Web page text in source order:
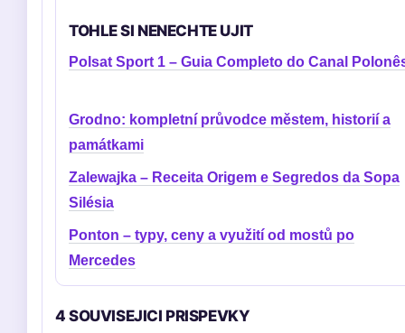
TOHLE SI NENECHTE UJIT
Polsat Sport 1 – Guia Completo do Canal
Grodno: kompletní průvodce městem, historií a
památkami
Zalewajka – Receita Origem e Segredos da Sopa
Silésia
Ponton – typy, ceny a využití od mostů po
Mercedes
4 SOUVISEJICI PRISPEVKY